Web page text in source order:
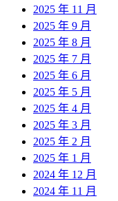
2025 年 11 月
2025 年 9 月
2025 年 8 月
2025 年 7 月
2025 年 6 月
2025 年 5 月
2025 年 4 月
2025 年 3 月
2025 年 2 月
2025 年 1 月
2024 年 12 月
2024 年 11 月